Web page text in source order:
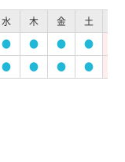
水 木 金 土
● ● ● ●
● ● ● ●